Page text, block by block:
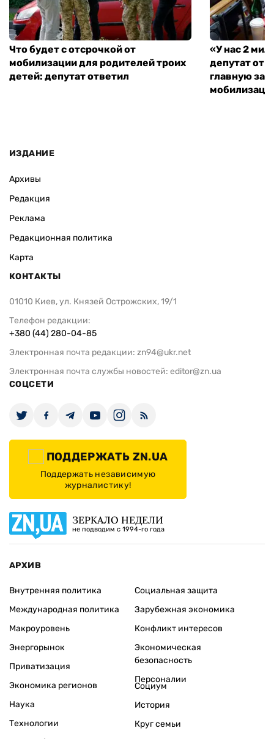
Что будет с отсрочкой от
мобилизации для родителей троих
детей: депутат ответил
«У нас 2
депутат от
главную
ИЗДАНИЕ
Архивы
Редакция
Реклама
Редакционная политика
Карта
КОНТАКТЫ
01010 Киев, ул. Князей Острожских, 19/1
Телефон редакции:
+380 (44) 280-04-85
Электронная почта редакции: zn94@ukr.net
Электронная почта службы новостей: editor@zn.ua
СОЦСЕТИ
ПОДДЕРЖАТЬ ZN.UA
Поддержать независимую
журналистику!
ЗЕРКАЛО НЕДЕЛИ
не подводим с 1994-го года
АРХИВ
Внутренняя политика
Международная политика
Макроуровень
Энергорынок
Приватизация
Экономика регионов
Социальная защита
Зарубежная экономика
Конфликт интересов
Экономическая
безопасность
Персоналии
Наука
Технологии
Социум
История
Круг семьи